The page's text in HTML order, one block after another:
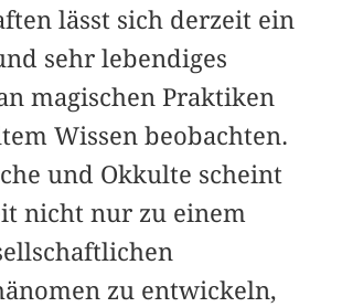
lässt sich derzeit ein
sehr lebendiges
magischen Prak­tiken
Wissen beobachten.
und Okkulte scheint
nicht nur zu einem
zu entwickeln,